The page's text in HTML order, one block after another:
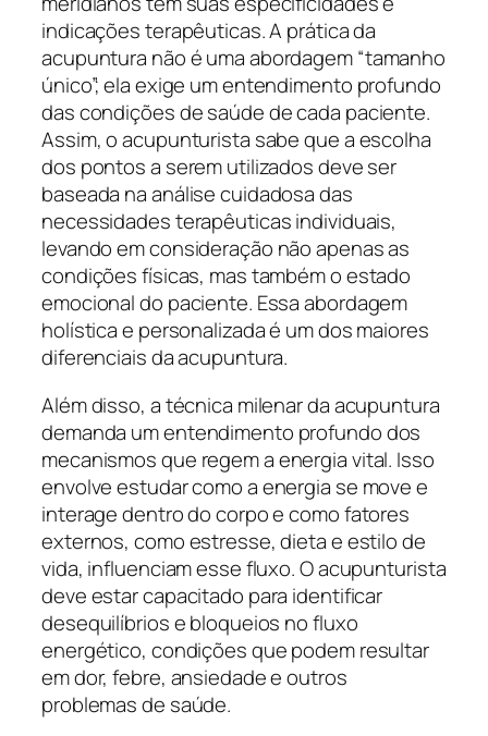
indicações terapêuticas. A prática da
acupuntura não é uma abordagem “tamanho
único”; ela exige um entendimento profundo
das condições de saúde de cada paciente.
Assim, o acupunturista sabe que a escolha
dos pontos a serem utilizados deve ser
baseada na análise cuidadosa das
necessidades terapêuticas individuais,
levando em consideração não apenas as
condições físicas, mas também o estado
emocional do paciente. Essa abordagem
holística e personalizada é um dos maiores
diferenciais da acupuntura.
Além disso, a técnica milenar da acupuntura
demanda um entendimento profundo dos
mecanismos que regem a energia vital. Isso
envolve estudar como a energia se move e
interage dentro do corpo e como fatores
externos, como estresse, dieta e estilo de
vida, influenciam esse fluxo. O acupunturista
deve estar capacitado para identificar
desequilíbrios e bloqueios no fluxo
energético, condições que podem resultar
em dor, febre, ansiedade e outros
problemas de saúde.